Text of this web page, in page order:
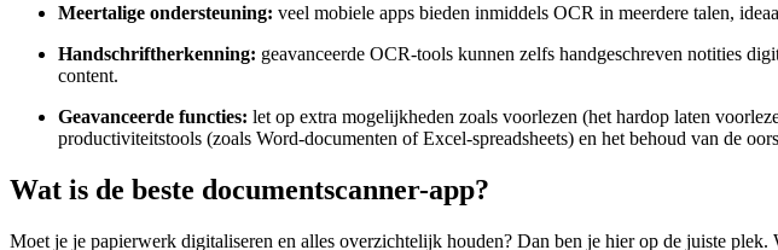
Meertalige ondersteuning: veel mobiele apps bieden inmiddels OCR in meerdere talen,
Handschrift­herkenning: geavanceerde OCR-tools kunnen zelfs handgeschreven notities
content.
Geavanceerde functies: let op extra mogelijkheden zoals voorlezen (het hardop laten
productiviteits­tools (zoals Word-documenten of Excel-spreadsheets) en het behoud van de
Wat is de beste document­scanner-app?
Moet je je papierwerk digitaliseren en alles overzichtelijk houden? Dan ben je hier op de juiste